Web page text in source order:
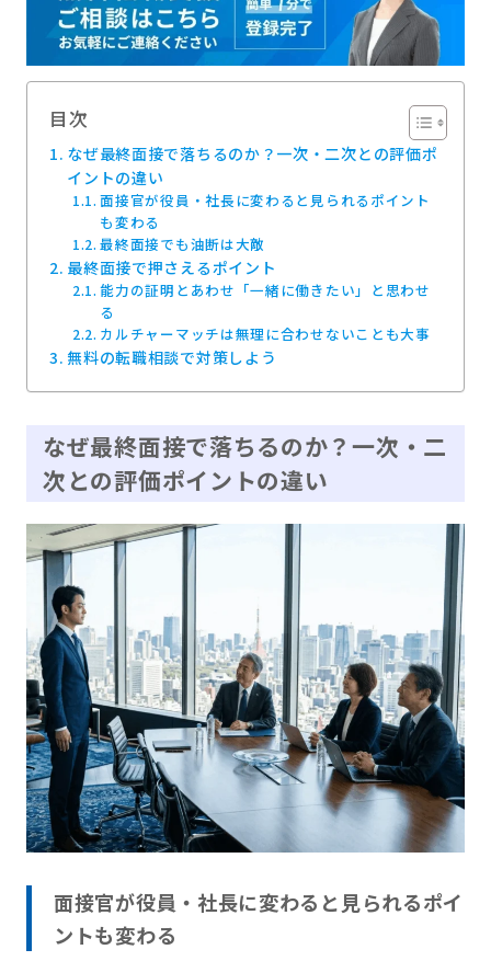
目次
なぜ最終面接で落ちるのか？一次・二次との評価ポ
イントの違い
面接官が役員・社長に変わると見られるポイント
も変わる
最終面接でも油断は大敵
最終面接で押さえるポイント
能力の証明とあわせ「一緒に働きたい」と思わせ
る
カルチャーマッチは無理に合わせないことも大事
無料の転職相談で対策しよう
なぜ最終面接で落ちるのか？一次・二
次との評価ポイントの違い
面接官が役員・社長に変わると見られるポイ
ントも変わる